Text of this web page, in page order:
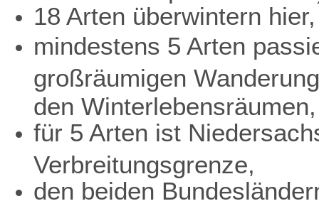
18 Arten überwintern hier,
mindestens 5 Arten
großräumigen
den Winterlebensräumen,
für 5 Arten ist
Verbreitungsgrenze,
den beiden